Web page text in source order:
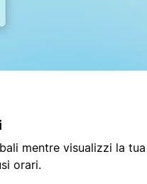
mentre visualizzi la tua
orari.